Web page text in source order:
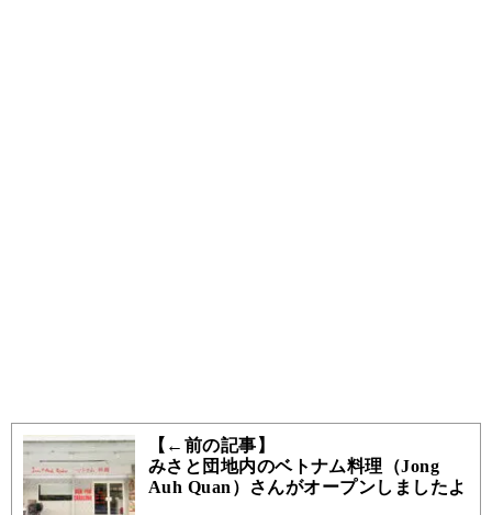
【←前の記事】
みさと団地内のベトナム料理（Jong
Auh Quan）さんがオープンしましたよ